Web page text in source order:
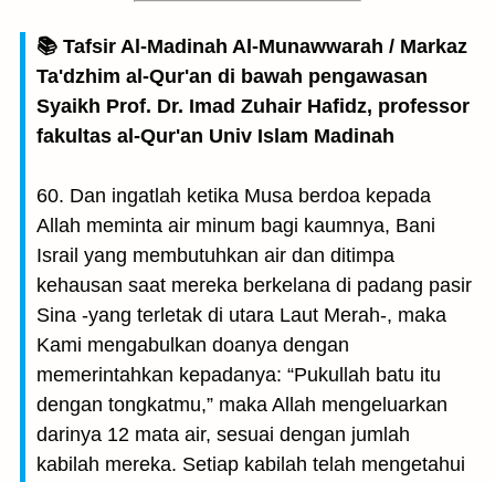
📚 Tafsir Al-Madinah Al-Munawwarah / Markaz
Ta'dzhim al-Qur'an di bawah pengawasan
Syaikh Prof. Dr. Imad Zuhair Hafidz, professor
fakultas al-Qur'an Univ Islam Madinah
60. Dan ingatlah ketika Musa berdoa kepada
Allah meminta air minum bagi kaumnya, Bani
Israil yang membutuhkan air dan ditimpa
kehausan saat mereka berkelana di padang pasir
Sina -yang terletak di utara Laut Merah-, maka
Kami mengabulkan doanya dengan
memerintahkan kepadanya: “Pukullah batu itu
dengan tongkatmu,” maka Allah mengeluarkan
darinya 12 mata air, sesuai dengan jumlah
kabilah mereka. Setiap kabilah telah mengetahui